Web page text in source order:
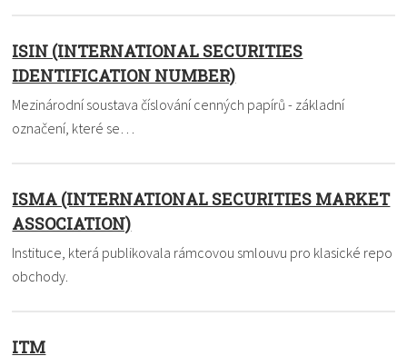
ISIN (INTERNATIONAL SECURITIES
IDENTIFICATION NUMBER)
Mezinárodní soustava číslování cenných papírů - základní
označení, které se…
ISMA (INTERNATIONAL SECURITIES MARKET
ASSOCIATION)
Instituce, která publikovala rámcovou smlouvu pro klasické repo
obchody.
ITM